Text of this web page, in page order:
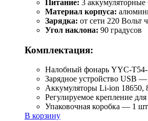
Питание: 3
Материал корпуса:
Зарядка: от сети 220 Вольт
Угол наклона: 90 градусов
Комплектация:
Налобный фонарь YYC-
Зарядное устройство USB
Аккумуляторы Li-ion
Регулируемое крепление
Упаковочная коробка — 1
В корзину